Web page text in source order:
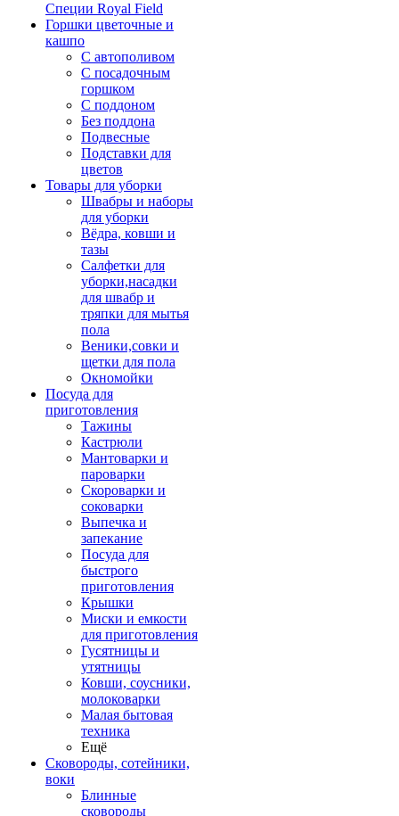
Специи Royal Field
Горшки цветочные и
кашпо
С автополивом
С посадочным
горшком
С поддоном
Без поддона
Подвесные
Подставки для
цветов
Товары для уборки
Швабры и наборы
для уборки
Вёдра, ковши и
тазы
Салфетки для
уборки,насадки
для швабр и
тряпки для мытья
пола
Веники,совки и
щетки для пола
Окномойки
Посуда для
приготовления
Тажины
Кастрюли
Мантоварки и
пароварки
Скороварки и
соковарки
Выпечка и
запекание
Посуда для
быстрого
приготовления
Крышки
Миски и емкости
для приготовления
Гусятницы и
утятницы
Ковши, соусники,
молоковарки
Малая бытовая
техника
Ещё
Сковороды, сотейники,
воки
Блинные
сковороды